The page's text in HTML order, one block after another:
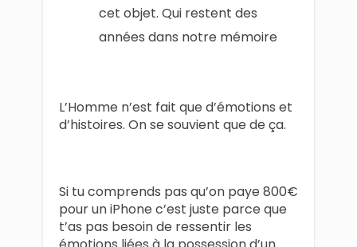
cet objet. Qui restent des
années dans notre mémoire
L’Homme n’est fait que d’émotions et
d’histoires. On se souvient que de ça.
Si tu comprends pas qu’on paye 800€
pour un iPhone c’est juste parce que
t’as pas besoin de ressentir les